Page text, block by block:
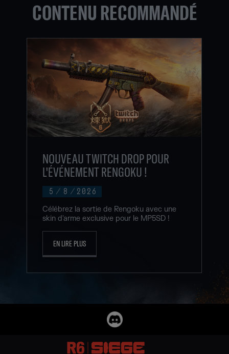
CONTENU RECOMMANDÉ
5 / 8 / 2026
NOUVEAU TWITCH DROP POUR
L'ÉVÉNEMENT RENGOKU !
Célébrez la sortie de Rengoku avec une
skin d'arme exclusive pour le MP5SD !
EN LIRE PLUS